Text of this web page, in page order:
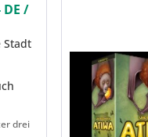
/
Stadt
drei